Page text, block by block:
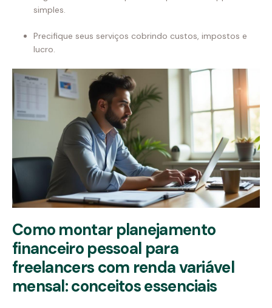
simples.
Precifique seus serviços cobrindo custos, impostos e
lucro.
Como montar planejamento
financeiro pessoal para
freelancers com renda variável
mensal: conceitos essenciais